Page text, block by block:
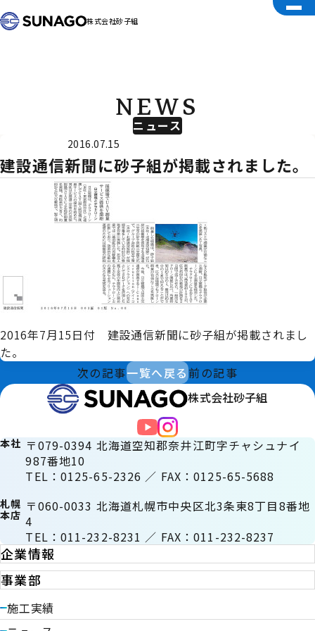
株式会社砂子組
ニュース
NEWS
2016.07.15
建設通信新聞に砂子組が掲載されました。
2016年7月15日付 建設通信新聞に砂子組が掲載されまし
た。
次の記事一覧へ戻る前の記事
株式会社砂子組
本社 〒079-0394 北海道空知郡奈井江町字チャシュナイ
987番地10
TEL：0125-65-2326 ／ FAX：0125-65-5688
札幌
本店
〒060-0033 北海道札幌市中央区北3条東8丁目8番地
4
TEL：011-232-8231 ／ FAX：011-232-8237
企業情報
事業部
施工実績